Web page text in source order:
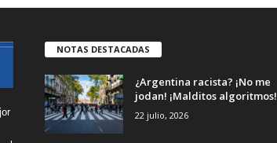
NOTAS DESTACADAS
¿Argentina racista? ¡No me
jodan! ¡Malditos algoritmos!
22 julio, 2026